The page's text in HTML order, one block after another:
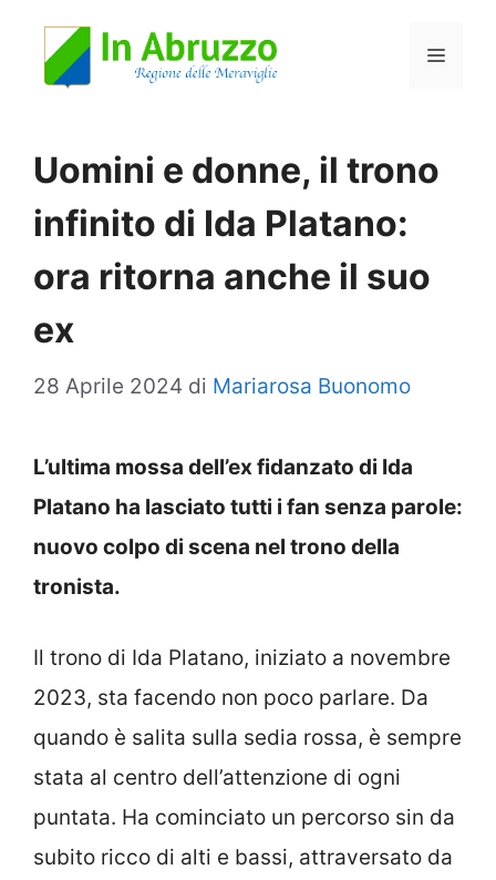
Menu
Uomini e donne, il trono
infinito di Ida Platano:
ora ritorna anche il suo
ex
28 Aprile 2024 di Mariarosa Buonomo
L’ultima mossa dell’ex fidanzato di Ida
Platano ha lasciato tutti i fan senza parole:
nuovo colpo di scena nel trono della
tronista.
Il trono di Ida Platano, iniziato a novembre
2023, sta facendo non poco parlare. Da
quando è salita sulla sedia rossa, è sempre
stata al centro dell’attenzione di ogni
puntata. Ha cominciato un percorso sin da
subito ricco di alti e bassi, attraversato da